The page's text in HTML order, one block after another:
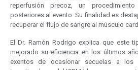
reperfusión precoz, un
posteriores al evento. Su finalidad es
recuperar el flujo de sangre al músculo
El Dr. Ramón Rodrigo explica que este
mejorado su eficiencia en los últimos
exentos de ocasionar secuelas a los